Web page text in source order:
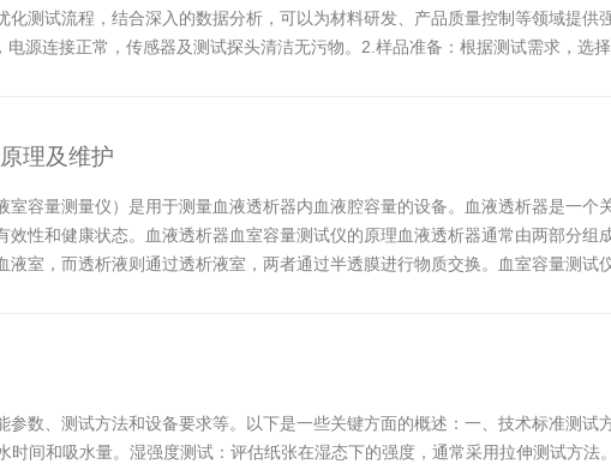
测试流程，结合深入的数据分析，可以为材料研发、产品质量控制等领域提供
源连接正常，传感器及测试探头清洁无污物。2.样品准备：根据测试需求，选
理及维护
室容量测量仪）是用于测量血液透析器内血液腔容量的设备。血液透析器是一个
性和健康状态。血液透析器血室容量测试仪的原理血液透析器通常由两部分组
液室，而透析液则通过透析液室，两者通过半透膜进行物质交换。血室容量测试
数、测试方法和设备要求等。以下是一些关键方面的概述：一、技术标准测试
时间和吸水量。湿强度测试：评估纸张在湿态下的强度，通常采用拉伸测试方法